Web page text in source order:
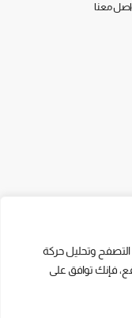
وتحليل حركة
فإنك توافق على
معنا